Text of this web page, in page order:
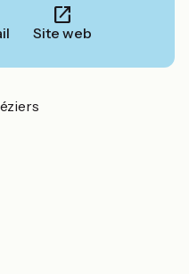
Site web